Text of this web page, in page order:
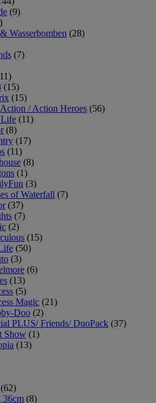
(9)
Wasserbomben (28)
(7)
(15)
(15)
/ Action Heroes (56)
(11)
(8)
(17)
(11)
(8)
(1)
(3)
of Waterfall (7)
(37)
(7)
(2)
(15)
(50)
(3)
(6)
(13)
(5)
Magic (21)
Doo (2)
PLUS/ Friends/ DuoPack (37)
Show (1)
(13)
(62)
36cm (8)